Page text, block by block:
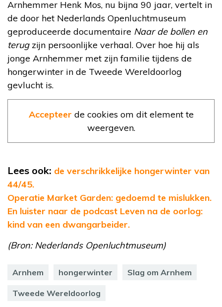
Arnhemmer Henk Mos, nu bijna 90 jaar, vertelt in
de door het Nederlands Openluchtmuseum
geproduceerde documentaire Naar de bollen en
terugzijn persoonlijke verhaal. Over hoe hij als
jonge Arnhemmer met zijn familie tijdens de
hongerwinter in de Tweede Wereldoorlog
gevlucht is.
Accepteer de cookies om dit element te
weergeven.
Lees ook: de verschrikkelijke hongerwinter van
44/45.
Operatie Market Garden: gedoemd te mislukken.
En luister naar de podcast Leven na de oorlog:
kind van een dwangarbeider.
(Bron: Nederlands Openluchtmuseum)
Arnhem hongerwinter Slag om Arnhem
Tweede Wereldoorlog